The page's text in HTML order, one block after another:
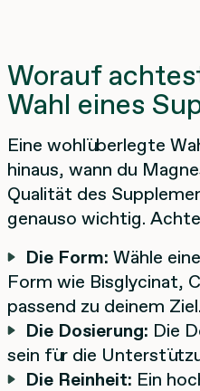
Worauf
Wahl eines
Eine wohlüberlegte
hinaus, wann du
Qualität des
genauso wichtig.
Die Form: Wähle
Form wie Bisglycinat,
passend zu deinem Ziel.
Die Dosierung: Die
sein für die
Die Reinheit: Ein